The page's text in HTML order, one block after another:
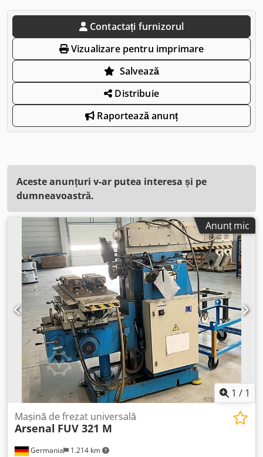
Contactați furnizorul
Vizualizare pentru imprimare
Salvează
Distribuie
Raportează anunț
Aceste anunțuri v-ar putea interesa și pe
dumneavoastră.
Anunț mic
1 / 1
Germania 1.214 km
Mașină de frezat universală
Arsenal FUV 321 M